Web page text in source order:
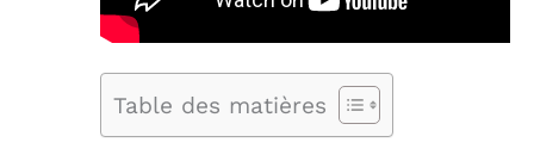
Table des matières